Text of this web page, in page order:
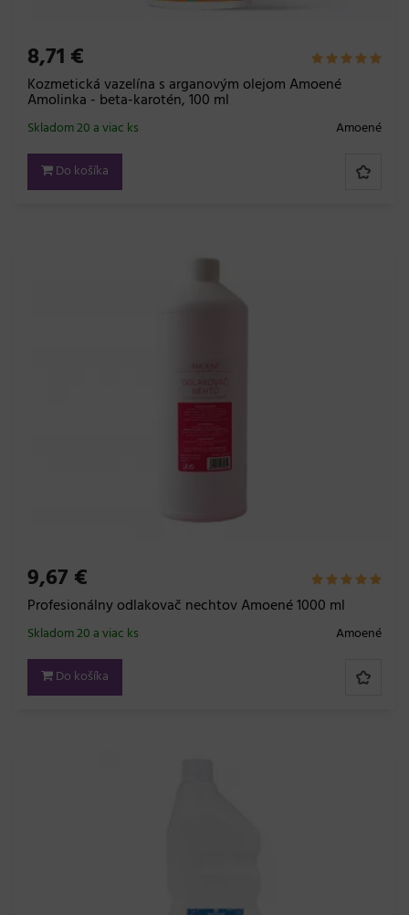
8,71 €
Kozmetická vazelína s arganovým olejom Amoené
Amolinka - beta-karotén, 100 ml
Amoené
Skladom 20 a viac ks
Do košíka
9,67 €
Profesionálny odlakovač nechtov Amoené 1000 ml
Amoené
Skladom 20 a viac ks
Do košíka